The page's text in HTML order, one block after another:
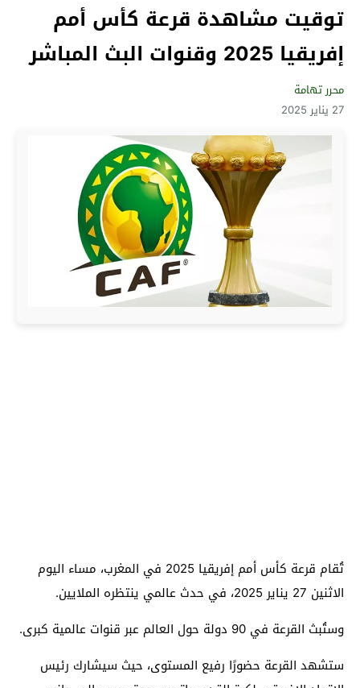
توقيت مشاهدة قرعة كأس أمم
إفريقيا 2025 وقنوات البث المباشر
محرر تهامة
27 يناير 2025
تُقام قرعة كأس أمم إفريقيا 2025 في المغرب، مساء اليوم
الاثنين 27 يناير 2025، في حدث عالمي ينتظره الملايين.
وستُبث القرعة في 90 دولة حول العالم عبر قنوات عالمية كبرى.
ستشهد القرعة حضورًا رفيع المستوى، حيث سيشارك رئيس